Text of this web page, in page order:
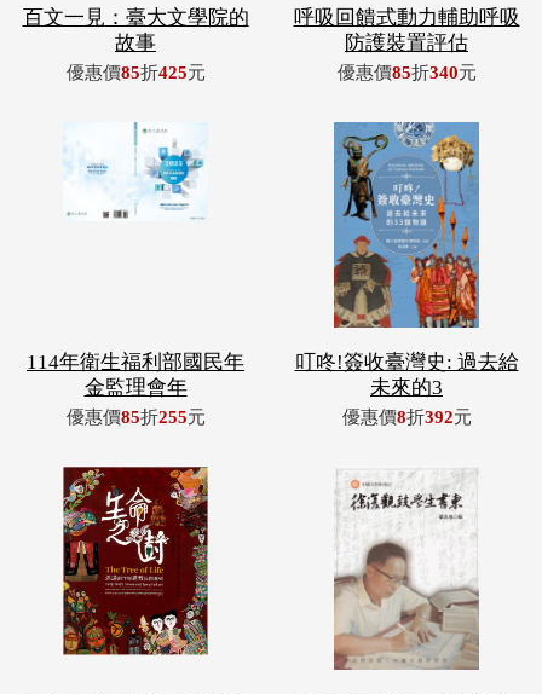
百文一見：臺大文學院的
故事
優惠價85折425元
呼吸回饋式動力輔助呼吸
防護裝置評估
優惠價85折340元
114年衛生福利部國民年
金監理會年
優惠價85折255元
叮咚!簽收臺灣史: 過去給
未來的3
優惠價8折392元